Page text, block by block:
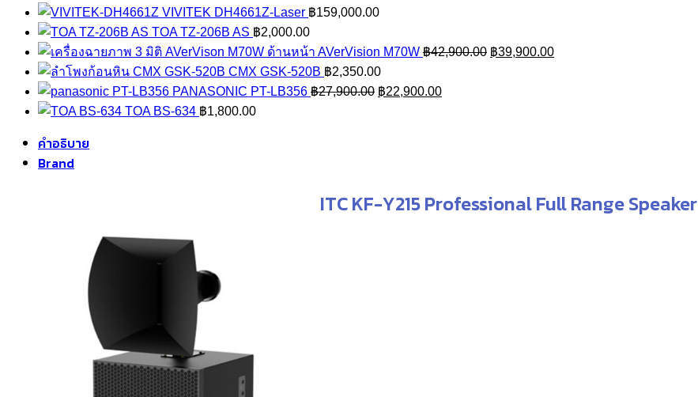
VIVITEK DH4661Z-Laser ฿159,000.00
TOA TZ-206B AS ฿2,000.00
AVerVision M70W ฿42,900.00 Original
฿39,900.00Current
CMX GSK-520B ฿2,350.00
PANASONIC PT-LB356 ฿27,900.00 Original
฿22,900.00Current
TOA BS-634 ฿1,800.00
คำอธิบาย
Brand
ITC KF-Y215 Professional Full Range Speaker